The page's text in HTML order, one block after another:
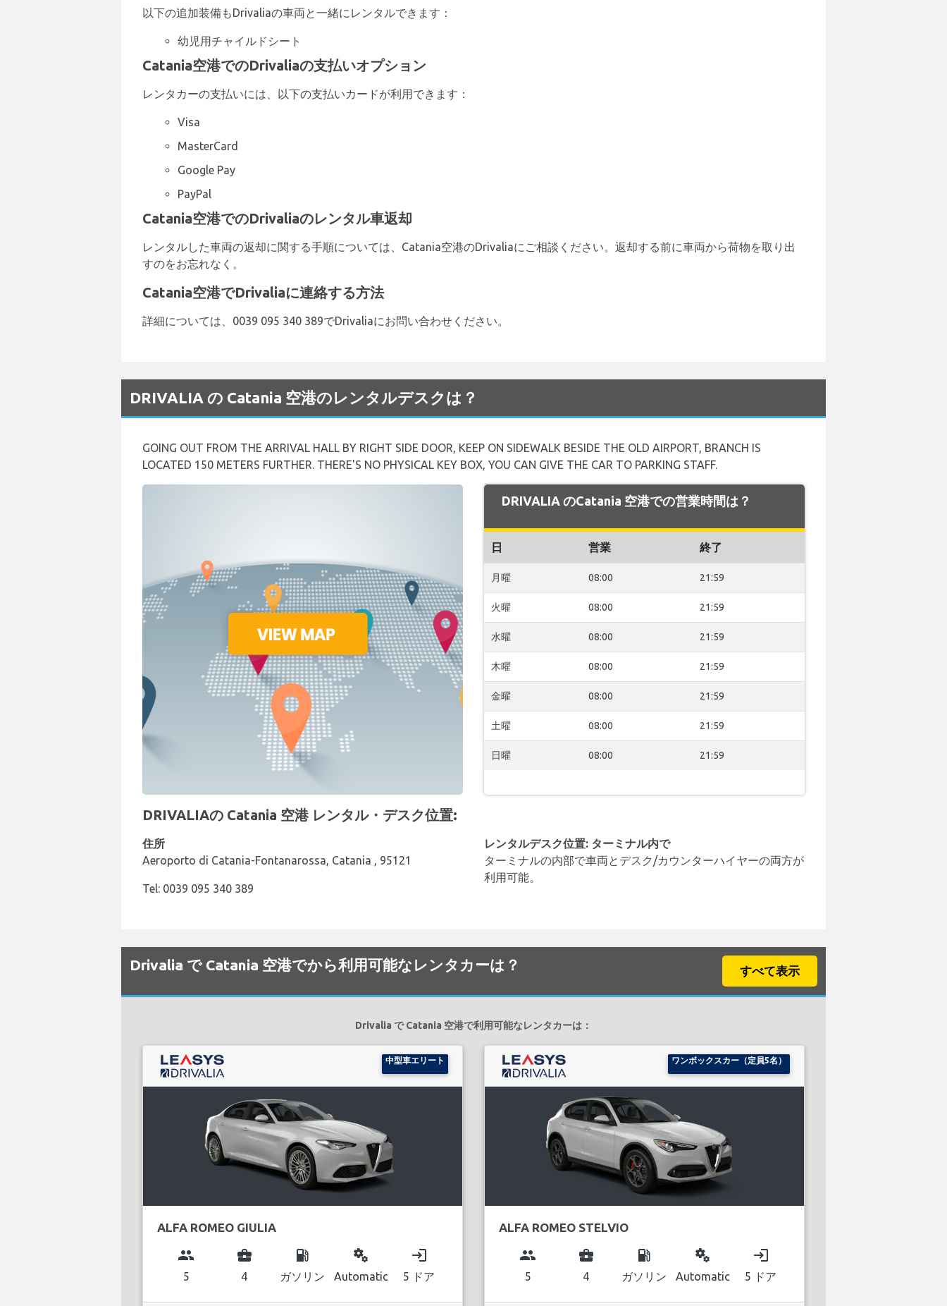
以下の追加装備もDrivaliaの車両と一緒にレンタルできます：
幼児用チャイルドシート
Catania空港でのDrivaliaの支払いオプション
レンタカーの支払いには、以下の支払いカードが利用できます：
Visa
MasterCard
Google Pay
PayPal
Catania空港でのDrivaliaのレンタル車返却
レンタルした車両の返却に関する手順については、Catania空港のDrivaliaにご相談ください。返却する前に車両から荷物を取り出
すのをお忘れなく。
Catania空港でDrivaliaに連絡する方法
詳細については、0039 095 340 389でDrivaliaにお問い合わせください。
DRIVALIA の Catania 空港のレンタルデスクは？
GOING OUT FROM THE ARRIVAL HALL BY RIGHT SIDE DOOR, KEEP ON SIDEWALK BESIDE THE OLD AIRPORT, BRANCH IS
LOCATED 150 METERS FURTHER. THERE'S NO PHYSICAL KEY BOX, YOU CAN GIVE THE CAR TO PARKING STAFF.
DRIVALIA のCatania 空港での営業時間は？
日 営業 終了
月曜 08:00 21:59
火曜 08:00 21:59
水曜 08:00 21:59
木曜 08:00 21:59
金曜 08:00 21:59
土曜 08:00 21:59
日曜 08:00 21:59
DRIVALIAの Catania 空港 レンタル・デスク位置:
住所
Aeroporto di Catania-Fontanarossa, Catania , 95121
Tel: 0039 095 340 389
レンタルデスク位置: ターミナル内で
ターミナルの内部で車両とデスク/カウンターハイヤーの両方が
利用可能。
Drivalia で Catania 空港でから利用可能なレンタカーは？ すべて表示
Drivalia で Catania 空港で利用可能なレンタカーは：
中型車エリート
ALFA ROMEO GIULIA
group
5
business_center
4
local_gas_station
ガソリン
miscellaneous_services
Automatic
login
5 ドア
ワンボックスカー（定員5名）
ALFA ROMEO STELVIO
group
5
business_center
4
local_gas_station
ガソリン
miscellaneous_services
Automatic
login
5 ドア